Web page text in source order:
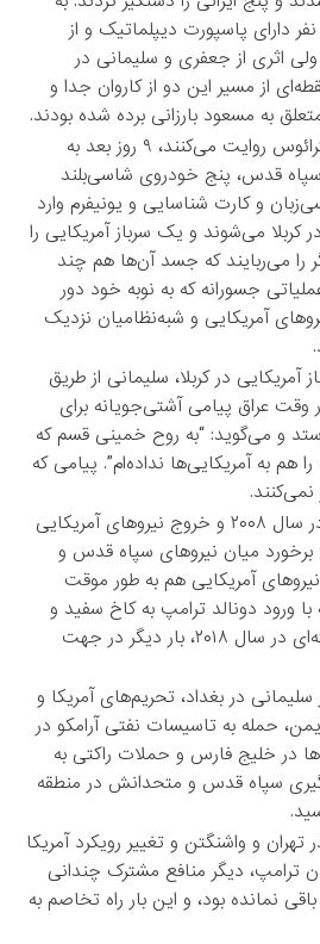
دارای پاسپورت دیپلماتیک و از
اثری از جعفری و سلیمانی در
از مسیر این دو از کاروان جدا و
به مسعود بارزانی برده شده بودند.
چنان که مک‌کریستال و پترائوس روایت می‌کنند، ۹ روز بعد به
قدس، پنج خودروی شاسی‌بلند
و کارت شناسایی و یونیفرم وارد
کربلا می‌شوند و یک سرباز آمریکایی را
را می‌ربایند که جسد آن‌ها هم چند
جسورانه که به نوبه خود دور
آمریکایی و شبه‌نظامیان نزدیک
در کربلا، سلیمانی از طریق
عراق پیامی آشتی‌جویانه برای
و می‌گوید: “به روح خمینی قسم که
به آمریکایی‌ها نداده‌ام”. پیامی که
نمی‌کنند.
با به قدرت رسیدن اوباما در سال ۲۰۰۸ و خروج نیروهای آمریکایی
سال ۲۰۱۱، سطح برخورد میان نیروهای سپاه قدس و
آمریکایی هم به طور موقت
ورود دونالد ترامپ به کاخ سفید و
خروج آمریکا از توافق هسته‌ای در سال ۲۰۱۸، بار دیگر در جهت
در بغداد، تحریم‌های آمریکا و
حمله به تاسیسات نفتی آرامکو در
در خلیج فارس و حملات راکتی به
سپاه قدس و متحدانش در منطقه
تهران و واشنگتن و تغییر رویکرد آمریکا
ترامپ، دیگر منافع مشترک چندانی
نمانده بود، و این بار راه تخاصم به